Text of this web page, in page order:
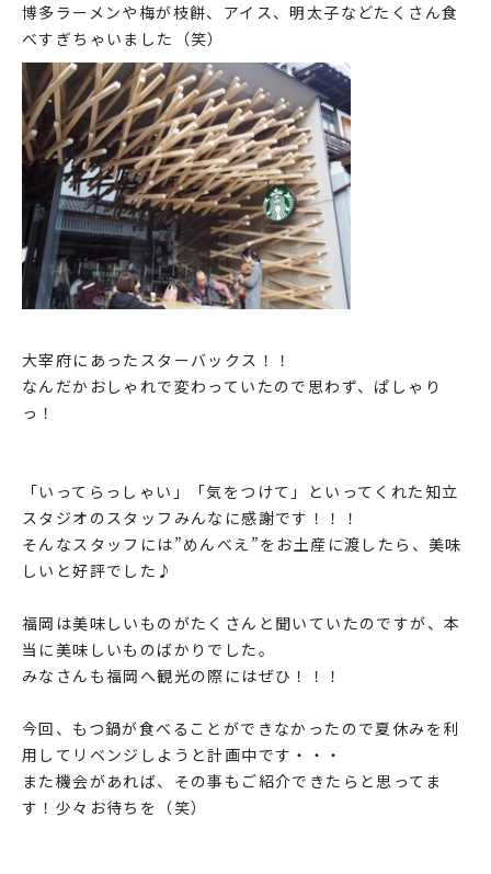
博多ラーメンや梅が枝餅、アイス、明太子などたくさん食
べすぎちゃいました（笑）
大宰府にあったスターバックス！！
なんだかおしゃれで変わっていたので思わず、ぱしゃり
っ！
「いってらっしゃい」「気をつけて」といってくれた知立
スタジオのスタッフみんなに感謝です！！！
そんなスタッフには”めんべえ”をお土産に渡したら、美味
しいと好評でした♪
福岡は美味しいものがたくさんと聞いていたのですが、本
当に美味しいものばかりでした。
みなさんも福岡へ観光の際にはぜひ！！！
今回、もつ鍋が食べることができなかったので夏休みを利
用してリベンジしようと計画中です・・・
また機会があれば、その事もご紹介できたらと思ってま
す！少々お待ちを（笑）